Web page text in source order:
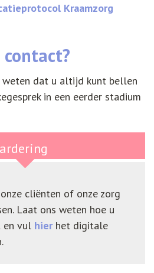
Kraamzorg
weten dat u altijd kunt bellen
in een eerder stadium
cliënten of onze zorg
Laat ons weten hoe u
en vul hierhet digitale